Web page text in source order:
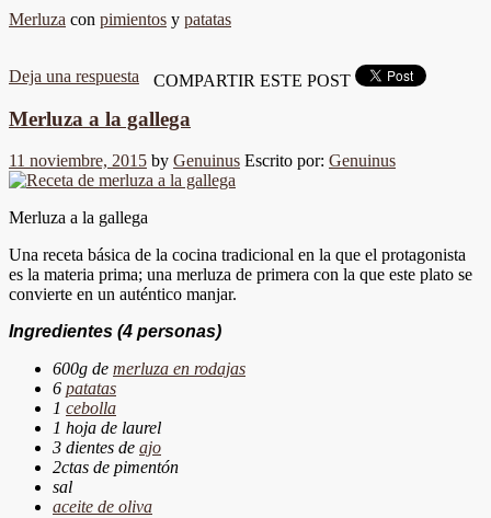
Merluza con pimientos y patatas
Deja una respuesta COMPARTIR ESTE POST
Merluza a la gallega
11 noviembre, 2015 by Genuinus Escrito por: Genuinus
Merluza a la gallega
Una receta básica de la cocina tradicional en la que el protagonista
es la materia prima; una merluza de primera con la que este plato se
convierte en un auténtico manjar.
Ingredientes (4 personas)
600g de merluza en rodajas
6 patatas
1 cebolla
1 hoja de laurel
3 dientes de ajo
2ctas de pimentón
sal
aceite de oliva